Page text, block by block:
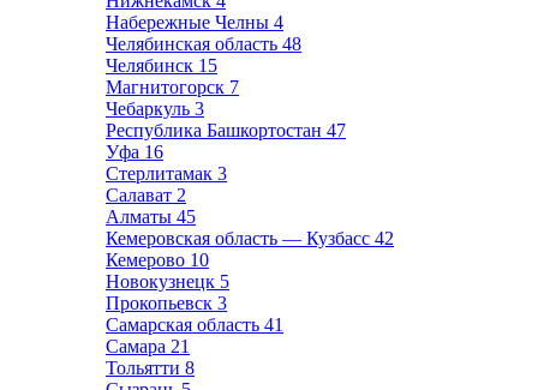
Набережные Челны 4
Челябинская область 48
Челябинск 15
Магнитогорск 7
Чебаркуль 3
Республика Башкортостан 47
Уфа 16
Стерлитамак 3
Салават 2
Алматы 45
Кемеровская область — Кузбасс 42
Кемерово 10
Новокузнецк 5
Прокопьевск 3
Самарская область 41
Самара 21
Тольятти 8